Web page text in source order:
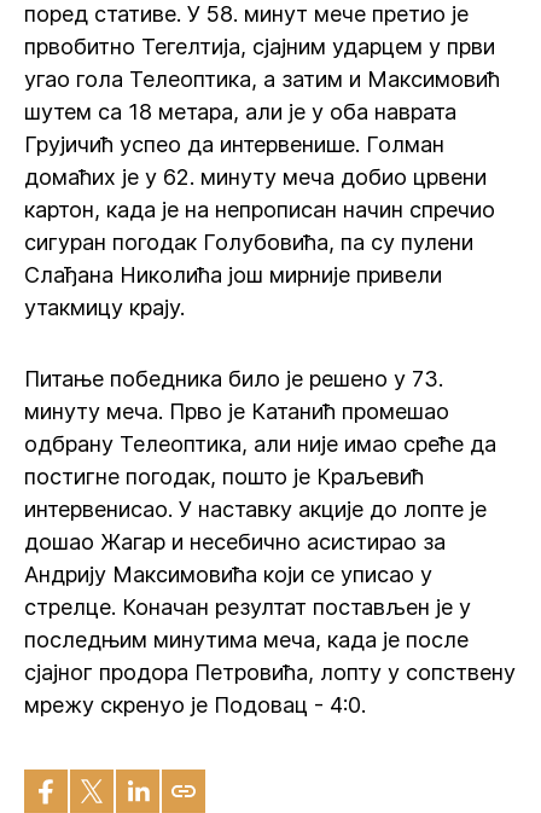
поред стативе. У 58. минут мече претио је
првобитно Тегелтија, сјајним ударцем у први
угао гола Телеоптика, а затим и Максимовић
шутем са 18 метара, али је у оба наврата
Грујичић успео да интервенише. Голман
домаћих је у 62. минуту меча добио црвени
картон, када је на непрописан начин спречио
сигуран погодак Голубовића, па су пулени
Слађана Николића још мирније привели
утакмицу крају.
Питање победника било је решено у 73.
минуту меча. Прво је Катанић промешао
одбрану Телеоптика, али није имао среће да
постигне погодак, пошто је Краљевић
интервенисао. У наставку акције до лопте је
дошао Жагар и несебично асистирао за
Андрију Максимовића који се уписао у
стрелце. Коначан резултат постављен је у
последњим минутима меча, када је после
сјајног продора Петровића, лопту у сопствену
мрежу скренуо је Подовац - 4:0.